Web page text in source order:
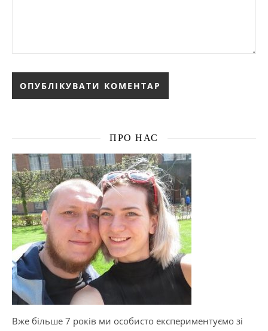
ПРО НАС
Вже більше 7 років ми особисто експериментуємо зі